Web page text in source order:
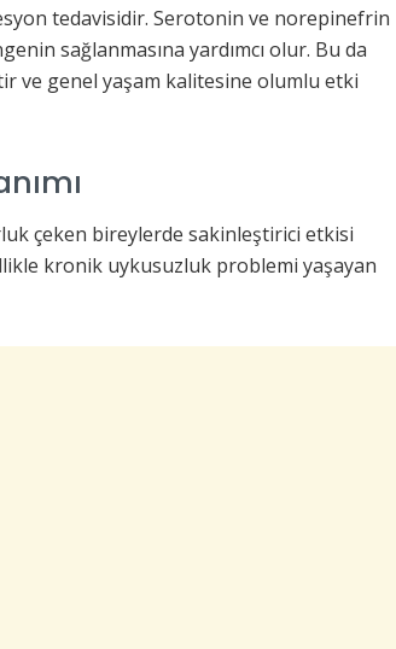
tedavisidir. Serotonin ve norepinefrin
sağlanmasına yardımcı olur. Bu da
ve genel yaşam kalitesine olumlu etki
çeken bireylerde sakinleştirici etkisi
kronik uykusuzluk problemi yaşayan